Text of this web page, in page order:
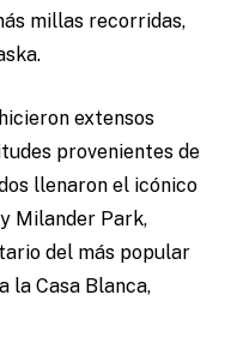
millas recorridas,
extensos
provenientes de
llenaron el icónico
Milander Park,
del más popular
la Casa Blanca,